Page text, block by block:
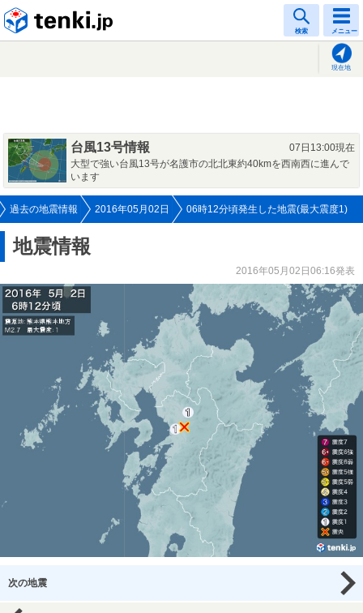
検索 メニュー
現在地
台風13号情報
07日13:00現在
大型で強い台風13号が名護市の北北東約40kmを西南西に進んで
います
過去の地震情報 2016年05月02日 06時12分頃発生した地震(最大震度1)
地震情報
2016年05月02日06:16発表
次の地震